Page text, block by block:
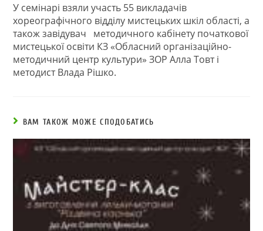
У семінарі взяли участь 55 викладачів
хореографічного відділу мистецьких шкіл області, а
також завідувач методичного кабінету початкової
мистецької освіти КЗ «Обласний організаційно-
методичний центр культури» ЗОР Алла Товт і
методист Влада Рішко.
ВАМ ТАКОЖ МОЖЕ СПОДОБАТИСЬ